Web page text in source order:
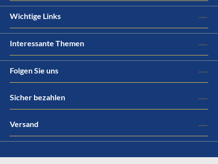
Wichtige Links
Interessante Themen
Folgen Sie uns
Sicher bezahlen
Versand